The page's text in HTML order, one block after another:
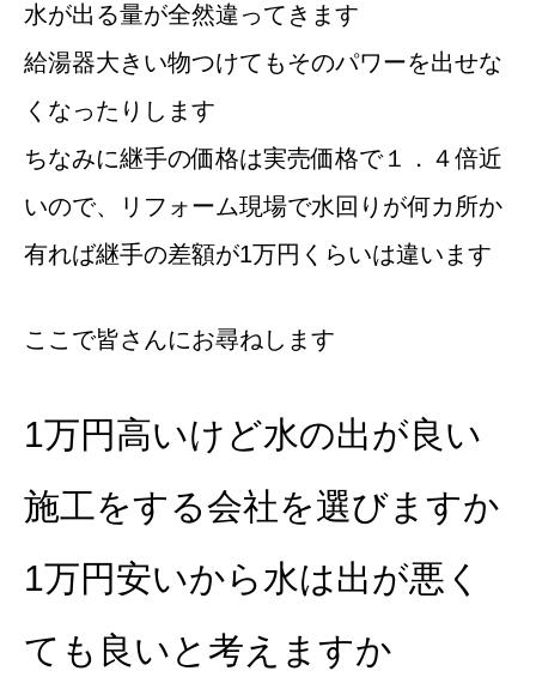
水が出る量が全然違ってきます
給湯器大きい物つけてもそのパワーを出せな
くなったりします
ちなみに継手の価格は実売価格で１．４倍近
いので、リフォーム現場で水回りが何カ所か
有れば継手の差額が1万円くらいは違います
ここで皆さんにお尋ねします
1万円高いけど水の出が良い
施工をする会社を選びますか
1万円安いから水は出が悪く
ても良いと考えますか